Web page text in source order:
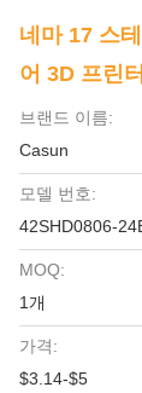
네마 17 스
어 3D 프린
브랜드 이름:
Casun
모델 번호:
42SHD0806-
MOQ:
1개
가격:
$3.14-$5